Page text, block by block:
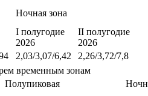
Ночная зона
I полугодие
2026
II полугодие
2026
2,03/3,07/6,42
2,26/3,72/7,8
временным зонам
Полупиковая